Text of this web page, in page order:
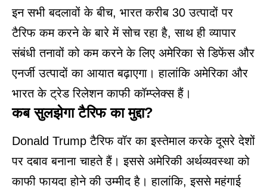
इन सभी बदलावों के बीच, भारत करीब 30 उत्पादों पर
टैरिफ कम करने के बारे में सोच रहा है, साथ ही व्यापार
संबंधी तनावों को कम करने के लिए अमेरिका से डिफेंस और
एनर्जी उत्पादों का आयात बढ़ाएगा। हालांकि अमेरिका और
भारत के ट्रेड रिलेशन काफी कॉम्प्लेक्स हैं।
कब सुलझेगा टैरिफ का मुद्दा?
Donald Trump टैरिफ वॉर का इस्तेमाल करके दूसरे देशों
पर दबाव बनाना चाहते हैं। इससे अमेरिकी अर्थव्यवस्था को
काफी फायदा होने की उम्मीद है। हालांकि, इससे महंगाई